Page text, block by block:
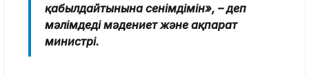
қабылдайтынына сенімдімін», – деп
мәлімдеді мәдениет және ақпарат
министрі.